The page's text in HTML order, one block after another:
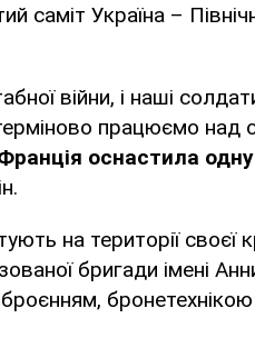
саміт Україна –
війни, і наші
працюємо над
оснастила одну
на території своєї
бригади імені